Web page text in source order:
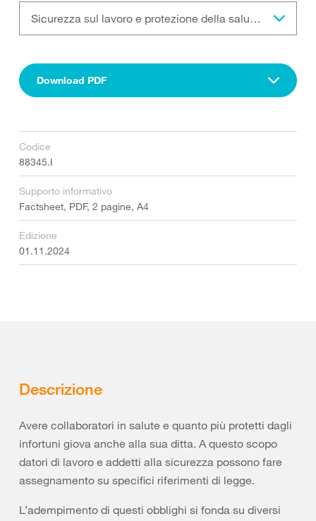
Sicurezza sul lavoro e protezione della salute: i vostri obblighi
Download PDF
Codice
88345.I
Supporto informativo
Factsheet, PDF, 2 pagine, A4
Edizione
01.11.2024
Descrizione
Avere collaboratori in salute e quanto più protetti dagli
infortuni giova anche alla sua ditta. A questo scopo
datori di lavoro e addetti alla sicurezza possono fare
assegnamento su specifici riferimenti di legge.
L’adempimento di questi obblighi si fonda su diversi